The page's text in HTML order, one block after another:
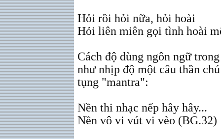
Hỏi rồi hỏi nữa, hỏi hoài
Hỏi liên miên gọi tình hoài
Cách độ dùng ngôn ngữ
như nhịp độ một câu thần
tụng "mantra":
Nền thi nhạc nếp hây hây...
Nền vô vi vút vi vèo (BG.32)